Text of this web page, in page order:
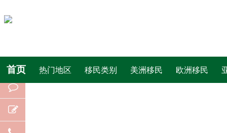
首页 热门地区 移民类别 美洲移民 欧洲移民